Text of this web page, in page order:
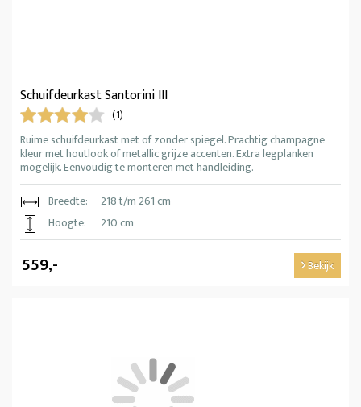
Schuifdeurkast Santorini III
(1)
Ruime schuifdeurkast met of zonder spiegel. Prachtig champagne
kleur met houtlook of metallic grijze accenten. Extra legplanken
mogelijk. Eenvoudig te monteren met handleiding.
Breedte:
218 t/m 261 cm
Hoogte:
210 cm
559,- Bekijk